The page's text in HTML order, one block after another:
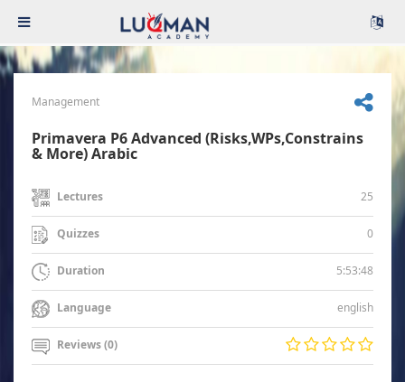
Management
Primavera P6 Advanced (Risks,WPs,Constrains
& More) Arabic
Lectures 25
Quizzes 0
Duration 5:53:48
Language english
Reviews (0)